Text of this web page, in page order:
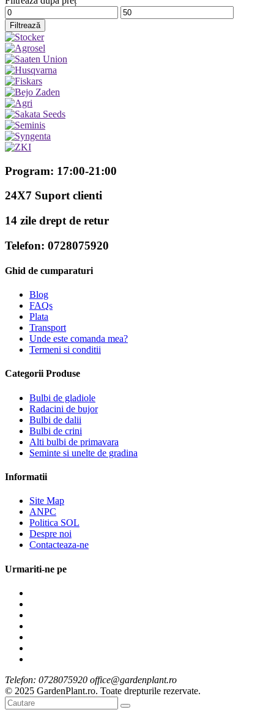
Preț
minim
Preț
maxim
Filtrează
Program: 17:00-21:00
24X7 Suport clienti
14 zile drept de retur
Telefon: 0728075920
Ghid de cumparaturi
Blog
FAQs
Plata
Transport
Unde este comanda mea?
Termeni si conditii
Categorii Produse
Bulbi de gladiole
Radacini de bujor
Bulbi de dalii
Bulbi de crini
Alti bulbi de primavara
Seminte si unelte de gradina
Informatii
Site Map
ANPC
Politica SOL
Despre noi
Contacteaza-ne
Urmariti-ne pe
Telefon: 0728075920 office@gardenplant.ro
© 2025 GardenPlant.ro. Toate drepturile rezervate.